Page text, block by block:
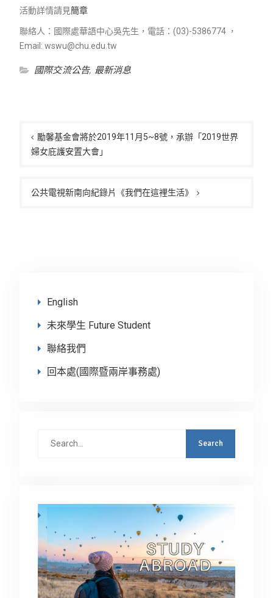
活動詳情請見簡章
聯絡人：國際處華語中心吳先生，電話：(03)-5386774 ，
Email: wswu@chu.edu.tw
國際交流公告, 最新消息
章
導
勵馨基金會將於2019年11月5~8號，承辦「2019世界
婦女庇護安置大會」
公共電視新南向紀錄片《我們在這裡生活》
English
未來學生 Future Student
聯絡我們
回本處(國際暨兩岸事務處)